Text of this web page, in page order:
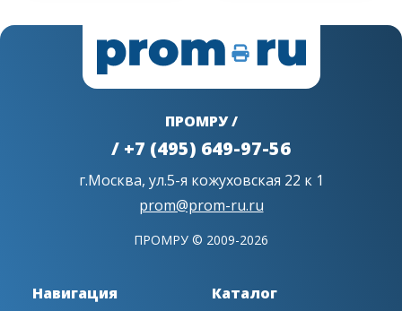
ПРОМРУ /
/ +7 (495) 649-97-56
г.Москва, ул.5-я кожуховская 22 к 1
prom@prom-ru.ru
ПРОМРУ © 2009-2026
Навигация Каталог